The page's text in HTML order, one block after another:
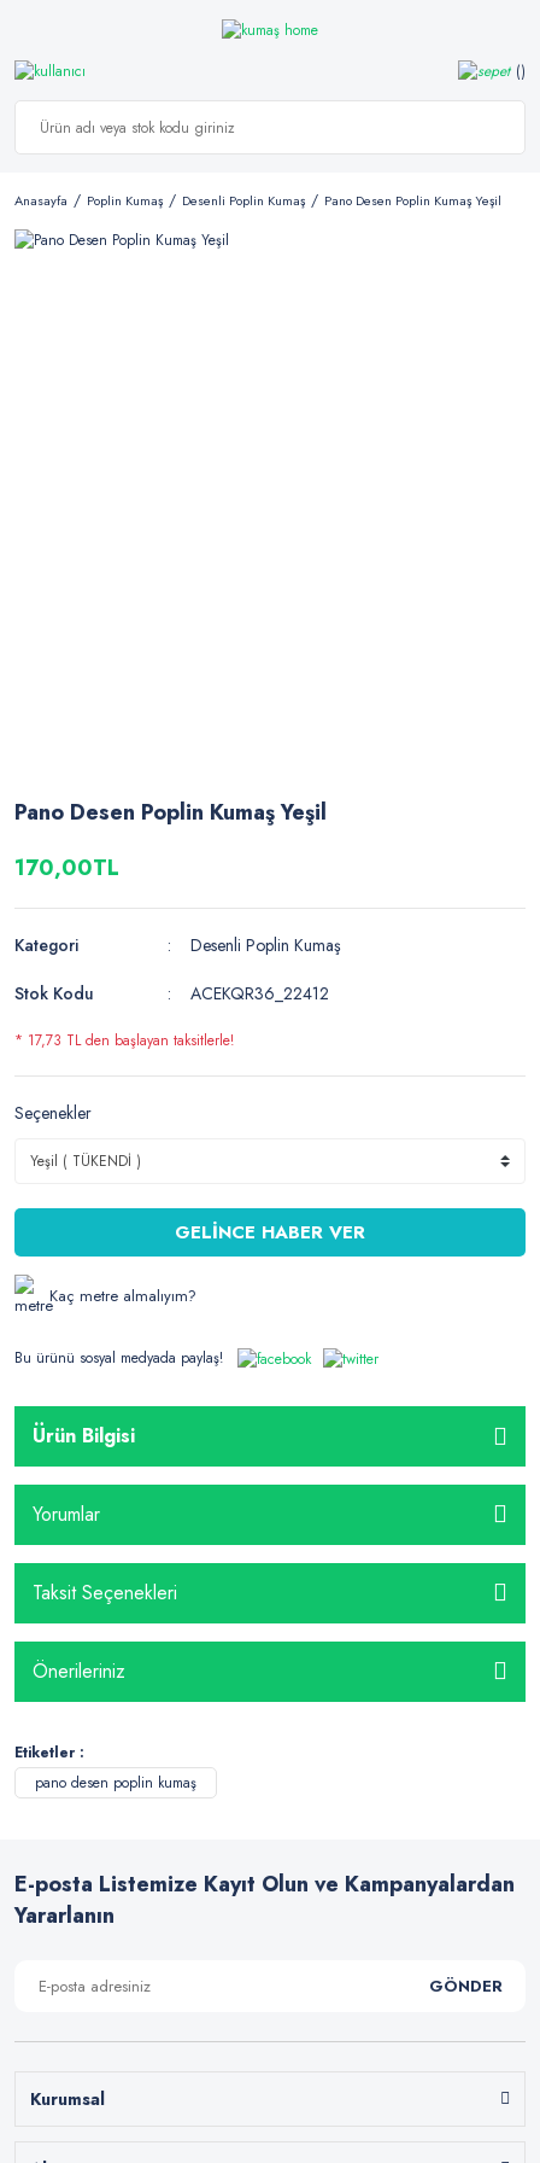
Anasayfa Poplin Kumaş Desenli Poplin Kumaş Pano Desen Poplin Kumaş Yeşil
Pano Desen Poplin Kumaş Yeşil
170,00TL
Kategori
Desenli Poplin Kumaş
Stok Kodu
ACEKQR36_22412
* 17,73 TL den başlayan taksitlerle!
Seçenekler
GELİNCE HABER VER
Kaç metre almalıyım?
Bu ürünü sosyal medyada paylaş!
Ürün Bilgisi
Yorumlar
Taksit Seçenekleri
Önerileriniz
Etiketler :
pano desen poplin kumaş
E-posta Listemize Kayıt Olun ve Kampanyalardan
Yararlanın
GÖNDER
Kurumsal